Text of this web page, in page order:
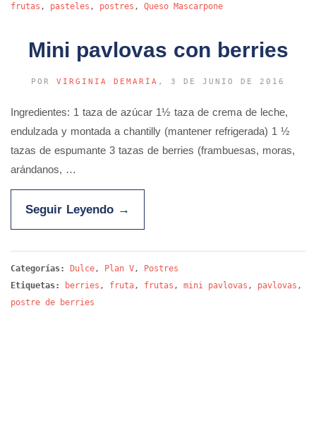
frutas , pasteles , postres , Queso Mascarpone
Mini pavlovas con berries
POR VIRGINIA DEMARÍA , 3 DE JUNIO DE 2016
Ingredientes: 1 taza de azúcar 1½ taza de crema de leche,
endulzada y montada a chantilly (mantener refrigerada) 1 ½
tazas de espumante 3 tazas de berries (frambuesas, moras,
arándanos, …
Seguir Leyendo →
Categorías: Dulce , Plan V , Postres
Etiquetas:
berries , fruta , frutas , mini pavlovas , pavlovas ,
postre de berries